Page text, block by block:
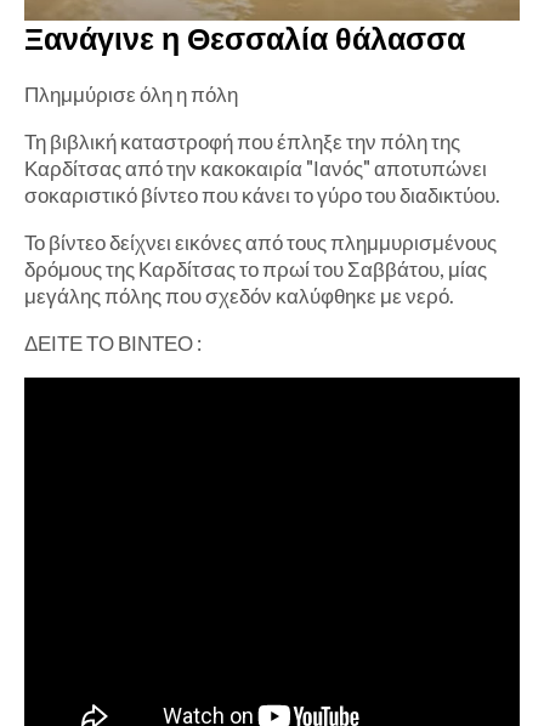
Ξανάγινε η Θεσσαλία θάλασσα
Πλημμύρισε όλη η πόλη
Τη βιβλική καταστροφή που έπληξε την πόλη της
Καρδίτσας από την κακοκαιρία "Ιανός" αποτυπώνει
σοκαριστικό βίντεο που κάνει το γύρο του διαδικτύου.
Το βίντεο δείχνει εικόνες από τους πλημμυρισμένους
δρόμους της Καρδίτσας το πρωί του Σαββάτου, μίας
μεγάλης πόλης που σχεδόν καλύφθηκε με νερό.
ΔΕΙΤΕ ΤΟ ΒΙΝΤΕΟ :